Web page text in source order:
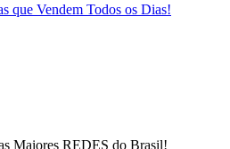
que Vendem Todos os Dias!
Maiores REDES do Brasil!